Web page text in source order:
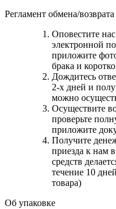
Регламент обмена/возврата
Оповестите
электронной
приложите
брака и
Дождитесь
2-х дней и
можно
Осуществите
проверьте
приложите
Получите
приезда к нам
средств
течение 10
товара)
Об упаковке